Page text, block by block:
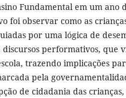
Fundamental em um ano
foi observar como as
por uma lógica de
discursos performativos, que
trazendo implicações
pela
de cidadania das